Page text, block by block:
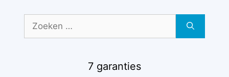
naar:
7 garanties